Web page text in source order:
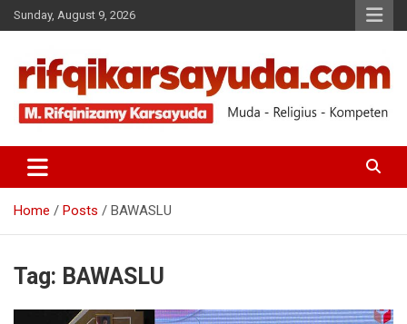
Sunday, August 9, 2026
RIFQI KARSAYUDA
Home Posts BAWASLU
Tag: BAWASLU